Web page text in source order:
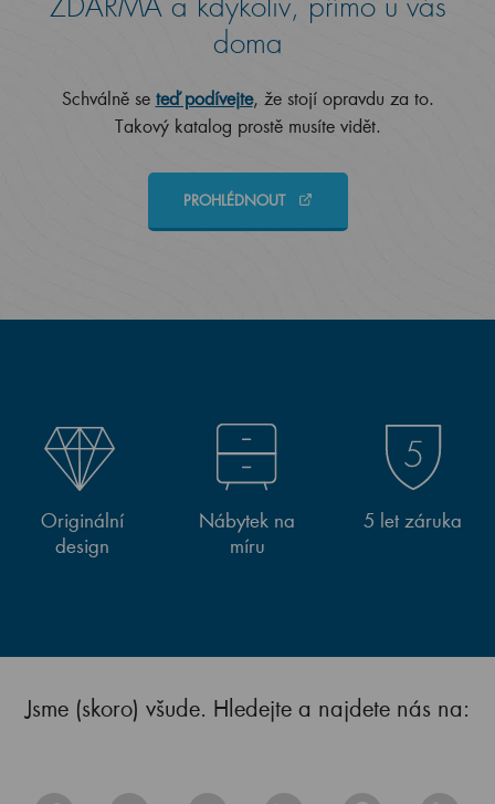
doma
Schválně se teď podívejte, že stojí opravdu za to.
Takový katalog prostě musíte vidět.
PROHLÉDNOUT
Originální
design
Nábytek na
míru
5 let záruka
Jsme (skoro) všude. Hledejte a najdete nás na: